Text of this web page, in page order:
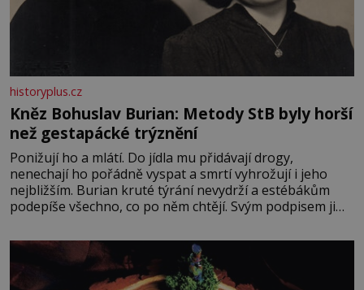
historyplus.cz
Kněz Bohuslav Burian: Metody StB byly horší
než gestapácké trýznění
Ponižují ho a mlátí. Do jídla mu přidávají drogy,
nenechají ho pořádně vyspat a smrtí vyhrožují i jeho
nejbližším. Burian kruté týrání nevydrží a estébákům
podepíše všechno, co po něm chtějí. Svým podpisem jim
fyzický ani psychický nátlak. Syn brněnského řezníka
chce být knězem a